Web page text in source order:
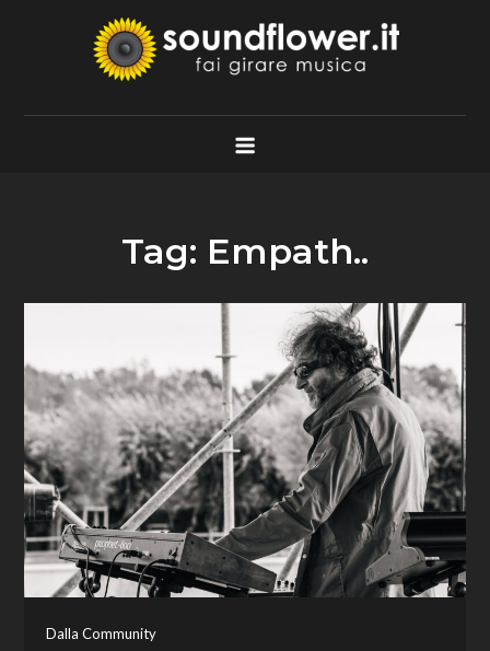
Soundflower.it
Fai Girare Musica
Tag: Empath..
Dalla Community